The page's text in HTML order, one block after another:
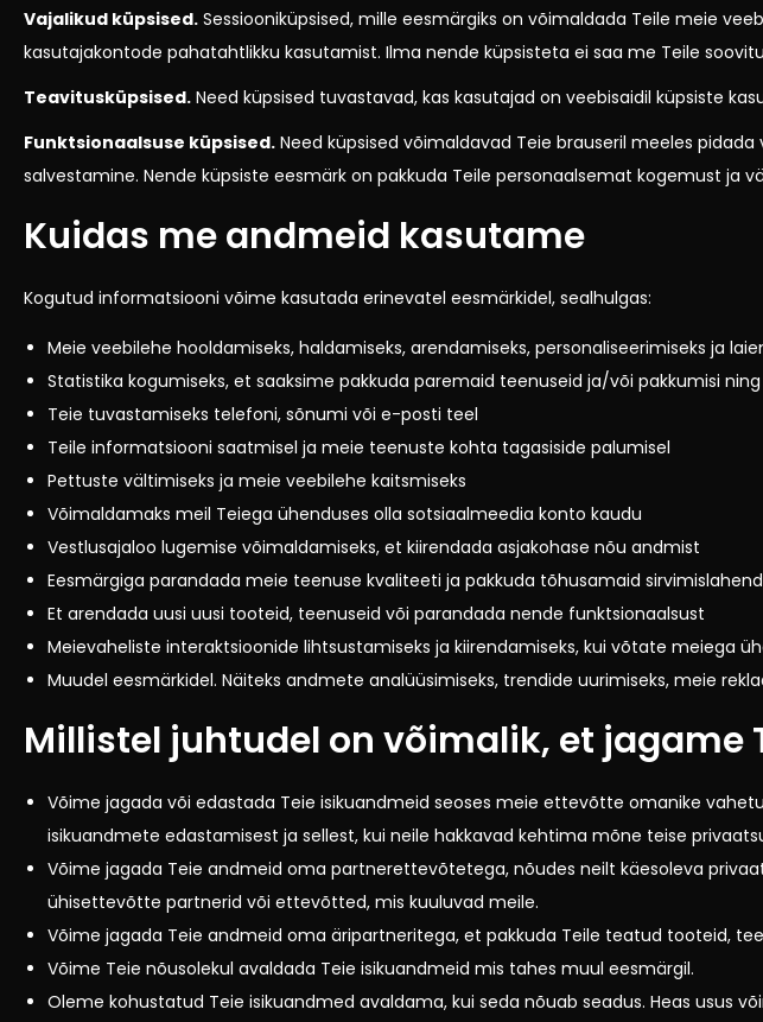
Vajalikud küpsised. Sessiooniküpsised, mille eesmärgiks on võimaldada Teile meie
kasutajakontode pahatahtlikku kasutamist. Ilma nende küpsisteta ei saa me Teile
Teavitusküpsised. Need küpsised tuvastavad, kas kasutajad on veebisaidil küpsiste
Funktsionaalsuse küpsised. Need küpsised võimaldavad Teie brauseril meeles
salvestamine. Nende küpsiste eesmärk on pakkuda Teile personaalsemat kogemust ja
Kuidas me andmeid kasutame
Kogutud informatsiooni võime kasutada erinevatel eesmärkidel, sealhulgas:
Meie veebilehe hooldamiseks, haldamiseks, arendamiseks, personaliseerimiseks ja
Statistika kogumiseks, et saaksime pakkuda paremaid teenuseid ja/või pakkumisi
Teie tuvastamiseks telefoni, sõnumi või e-posti teel
Teile informatsiooni saatmisel ja meie teenuste kohta tagasiside palumisel
Pettuste vältimiseks ja meie veebilehe kaitsmiseks
Võimaldamaks meil Teiega ühenduses olla sotsiaalmeedia konto kaudu
Vestlusajaloo lugemise võimaldamiseks, et kiirendada asjakohase nõu andmist
Eesmärgiga parandada meie teenuse kvaliteeti ja pakkuda tõhusamaid
Et arendada uusi uusi tooteid, teenuseid või parandada nende funktsionaalsust
Meievaheliste interaktsioonide lihtsustamiseks ja kiirendamiseks, kui võtate meiega
Muudel eesmärkidel. Näiteks andmete analüüsimiseks, trendide uurimiseks, meie
Millistel juhtudel on võimalik, et jagame
Võime jagada või edastada Teie isikuandmeid seoses meie ettevõtte omanike
isikuandmete edastamisest ja sellest, kui neile hakkavad kehtima mõne teise
Võime jagada Teie andmeid oma partnerettevõtetega, nõudes neilt käesoleva
ühisettevõtte partnerid või ettevõtted, mis kuuluvad meile.
Võime jagada Teie andmeid oma äripartneritega, et pakkuda Teile teatud tooteid,
Võime Teie nõusolekul avaldada Teie isikuandmeid mis tahes muul eesmärgil.
Oleme kohustatud Teie isikuandmed avaldama, kui seda nõuab seadus. Heas usus